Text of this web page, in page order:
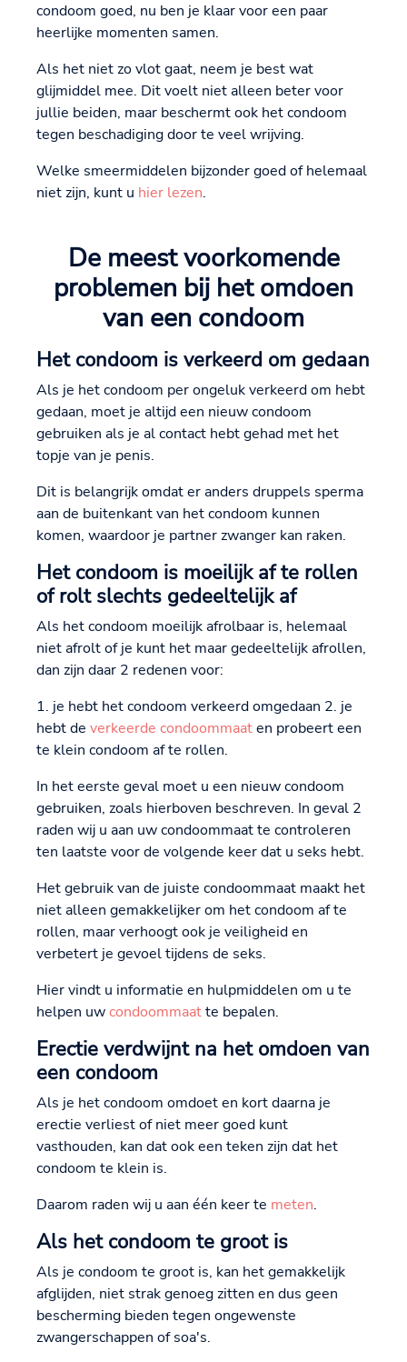
condoom goed, nu ben je klaar voor een paar
heerlijke momenten samen.
Als het niet zo vlot gaat, neem je best wat
glijmiddel mee. Dit voelt niet alleen beter voor
jullie beiden, maar beschermt ook het condoom
tegen beschadiging door te veel wrijving.
Welke smeermiddelen bijzonder goed of helemaal
niet zijn, kunt u hier lezen.
De meest voorkomende
problemen bij het omdoen
van een condoom
Het condoom is verkeerd om gedaan
Als je het condoom per ongeluk verkeerd om hebt
gedaan, moet je altijd een nieuw condoom
gebruiken als je al contact hebt gehad met het
topje van je penis.
Dit is belangrijk omdat er anders druppels sperma
aan de buitenkant van het condoom kunnen
komen, waardoor je partner zwanger kan raken.
Het condoom is moeilijk af te rollen
of rolt slechts gedeeltelijk af
Als het condoom moeilijk afrolbaar is, helemaal
niet afrolt of je kunt het maar gedeeltelijk afrollen,
dan zijn daar 2 redenen voor:
1. je hebt het condoom verkeerd omgedaan 2. je
hebt de verkeerde condoommaaten probeert een
te klein condoom af te rollen.
In het eerste geval moet u een nieuw condoom
gebruiken, zoals hierboven beschreven. In geval 2
raden wij u aan uw condoommaat te controleren
ten laatste voor de volgende keer dat u seks hebt.
Het gebruik van de juiste condoommaat maakt het
niet alleen gemakkelijker om het condoom af te
rollen, maar verhoogt ook je veiligheid en
verbetert je gevoel tijdens de seks.
Hier vindt u informatie en hulpmiddelen om u te
helpen uwcondoommaatte bepalen.
Erectie verdwijnt na het omdoen van
een condoom
Als je het condoom omdoet en kort daarna je
erectie verliest of niet meer goed kunt
vasthouden, kan dat ook een teken zijn dat het
condoom te klein is.
Daarom raden wij u aan één keer te meten.
Als het condoom te groot is
Als je condoom te groot is, kan het gemakkelijk
afglijden, niet strak genoeg zitten en dus geen
bescherming bieden tegen ongewenste
zwangerschappen of soa's.